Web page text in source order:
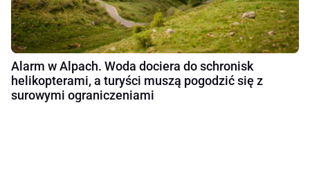
Alarm w Alpach. Woda dociera do schronisk
helikopterami, a turyści muszą pogodzić się z
surowymi ograniczeniami